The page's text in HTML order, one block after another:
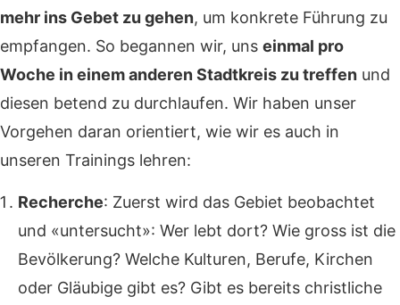
mehr ins Gebet zu gehen, um konkrete Führung zu
empfangen. So begannen wir, uns einmal pro
Woche in einem anderen Stadtkreis zu treffen und
diesen betend zu durchlaufen. Wir haben unser
Vorgehen daran orientiert, wie wir es auch in
unseren Trainings lehren:
Recherche: Zuerst wird das Gebiet beobachtet
und «untersucht»: Wer lebt dort? Wie gross ist die
Bevölkerung? Welche Kulturen, Berufe, Kirchen
oder Gläubige gibt es? Gibt es bereits christliche